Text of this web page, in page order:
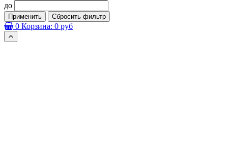
до
Применить Сбросить фильтр
0 Корзина: 0 руб